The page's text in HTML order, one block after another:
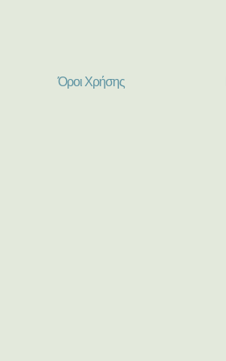
Όροι Χρήσης